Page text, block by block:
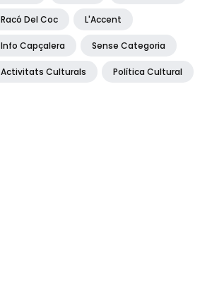
Racó Del Coc L'Accent
Info Capçalera Sense Categoria
Activitats Culturals Política Cultural